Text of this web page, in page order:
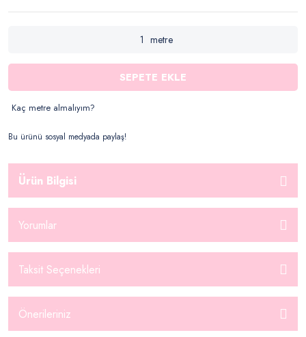
metre
SEPETE EKLE
Kaç metre almalıyım?
Bu ürünü sosyal medyada paylaş!
Ürün Bilgisi
Yorumlar
Taksit Seçenekleri
Önerileriniz